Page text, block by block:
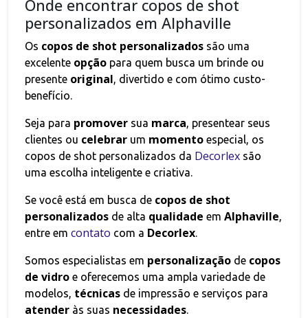
Onde encontrar copos de shot
personalizados em Alphaville
Os copos de shot personalizados são uma
excelente opção para quem busca um brinde ou
presente original, divertido e com ótimo custo-
benefício.
Seja para promover sua marca, presentear seus
clientes ou celebrar um momento especial, os
copos de shot personalizados da Decorlex são
uma escolha inteligente e criativa.
Se você está em busca de copos de shot
personalizados de alta qualidade em Alphaville,
entre em contato com a Decorlex.
Somos especialistas em personalização de copos
de vidro e oferecemos uma ampla variedade de
modelos, técnicas de impressão e serviços para
atender às suas necessidades.